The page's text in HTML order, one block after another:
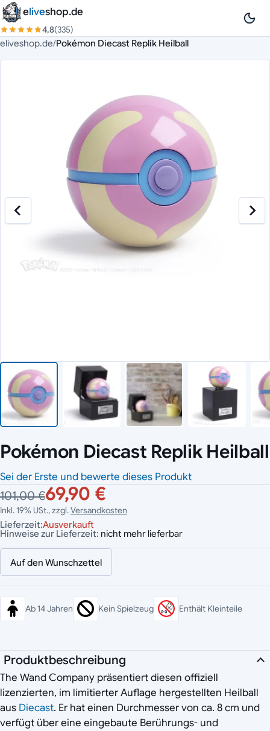
Zum Inhalt springen
eliveshop.de
4,8(335)
eliveshop.de/Pokémon Diecast Replik Heilball
Pokémon Diecast Replik Heilball
Sei der Erste und bewerte dieses Produkt
101,00 €69,90 €
Inkl. 19% USt., zzgl.Versandkosten
Lieferzeit:Ausverkauft
Hinweise zur Lieferzeit: nicht mehr lieferbar
Auf den Wunschzettel
Ab 14 Jahren Kein Spielzeug Enthält Kleinteile
Produktbeschreibung
The Wand Company präsentiert diesen offiziell
lizenzierten, im limitierter Auflage hergestellten Heilball
aus Diecast. Er hat einen Durchmesser von ca. 8 cm und
verfügt über eine eingebaute Berührungs- und